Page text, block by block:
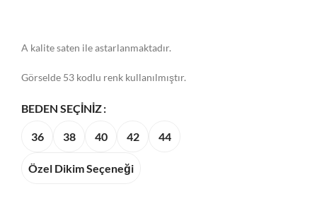
A kalite saten ile astarlanmaktadır.
Görselde 53 kodlu renk kullanılmıştır.
BEDEN SEÇINIZ
36 38 40 42 44
Özel Dikim Seçeneği